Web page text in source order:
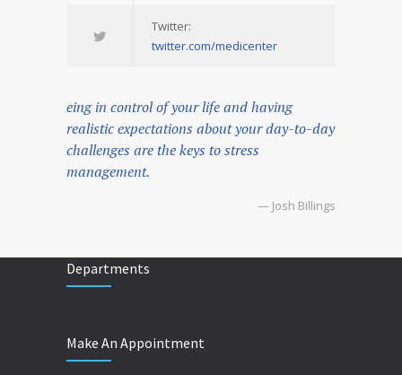
Twitter:
twitter.com/medicenter
eing in control of your life and having
realistic expectations about your day-to-day
challenges are the keys to stress
management.
— Josh Billings
Departments
Make An Appointment